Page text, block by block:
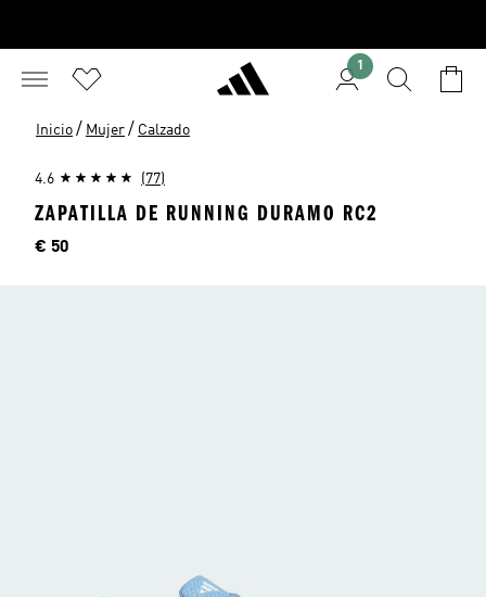
1
Inicio / Mujer / Calzado
4.6 (77)
ZAPATILLA DE RUNNING DURAMO RC2
Precio
€ 50